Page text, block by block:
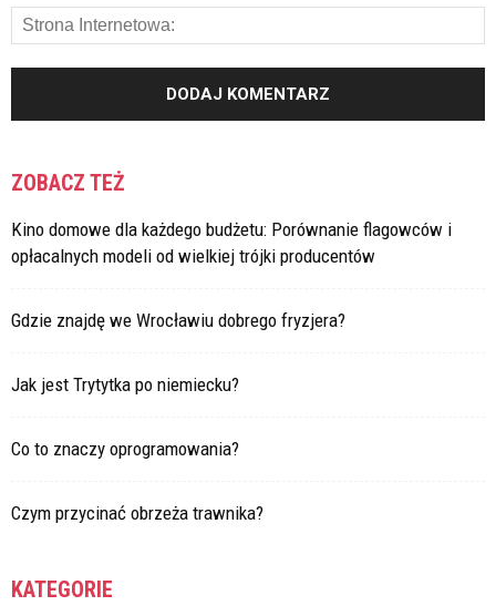
ZOBACZ TEŻ
Kino domowe dla każdego budżetu: Porównanie flagowców i
opłacalnych modeli od wielkiej trójki producentów
Gdzie znajdę we Wrocławiu dobrego fryzjera?
Jak jest Trytytka po niemiecku?
Co to znaczy oprogramowania?
Czym przycinać obrzeża trawnika?
KATEGORIE